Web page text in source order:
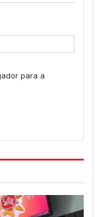
para a